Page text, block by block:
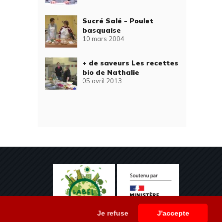
Je refuse J'accepte
Sucré Salé - Poulet
basquaise
10 mars 2004
+ de saveurs Les recettes
bio de Nathalie
05 avril 2013